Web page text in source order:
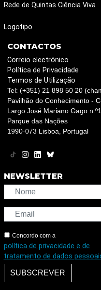
Rede de Quintas Ciência Viva
Logotipo
CONTACTOS
Correio electrónico
Política de Privacidade
Termos de Utilização
Tel: (+351) 21 898 50 20
Pavilhão do Conhecimento -
Largo José Mariano Gago n.º1
Parque das Nações
1990-073 Lisboa, Portugal
NEWSLETTER
Concordo com a
política de privacidade e de
tratamento de dados
SUBSCREVER